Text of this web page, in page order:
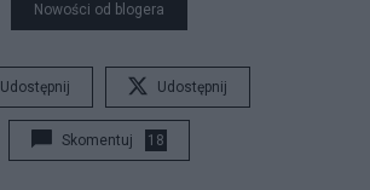
Nowości od blogera
Udostępnij Udostępnij
Skomentuj 18